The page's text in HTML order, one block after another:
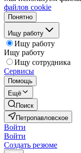
файлов cookie
Понятно
Ищу работу
Ищу работу
Ищу работу
Ищу сотрудника
Сервисы
Помощь
Ещё
Поиск
Петропавловское
Войти
Войти
Создать резюме